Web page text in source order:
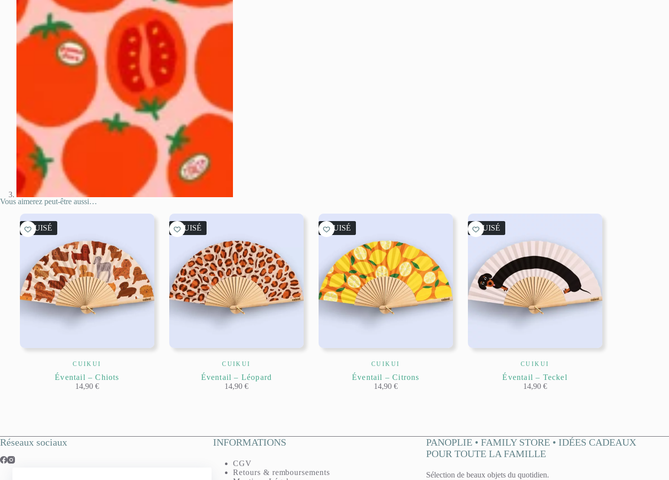
Vous aimerez peut-être aussi…
ÉPUISÉ
CUIKUI
Éventail – Chiots
14,90 €
ÉPUISÉ
CUIKUI
Éventail – Léopard
14,90 €
ÉPUISÉ
CUIKUI
Éventail – Citrons
14,90 €
ÉPUISÉ
CUIKUI
Éventail – Teckel
14,90 €
Réseaux sociaux INFORMATIONS
CGV
Retours & remboursements
PANOPLIE • FAMILY STORE • IDÉES CADEAUX
POUR TOUTE LA FAMILLE
Sélection de beaux objets du quotidien.